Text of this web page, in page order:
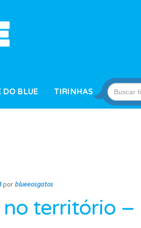
DO BLUE TIRINHAS
Search
for:
porblueeosgatos
território –